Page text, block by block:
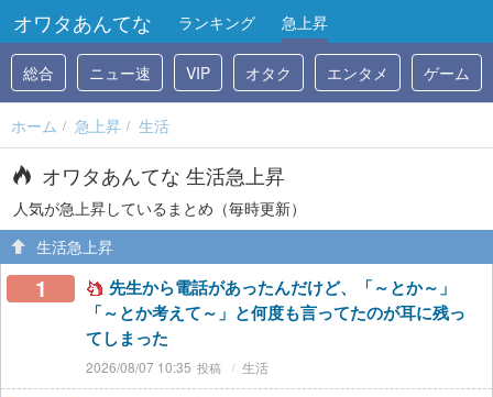
オワタあんてな ランキング 急上昇
総合 ニュー速 VIP オタク エンタメ ゲーム
ホーム 急上昇 生活
オワタあんてな 生活急上昇
人気が急上昇しているまとめ（毎時更新）
生活急上昇
1
先生から電話があったんだけど、「～とか～」
「～とか考えて～」と何度も言ってたのが耳に残っ
てしまった
2026/08/07 10:35 生活